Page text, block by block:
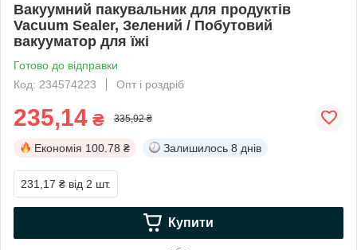
Вакуумний пакувальник для продуктів
Vacuum Sealer, Зелений / Побутовий
вакууматор для їжі
Готово до відправки
Код: 234574223
Опт і роздріб
235,14 ₴ 335,92 ₴
Економія 100.78 ₴ Залишилось 8 днів
231,17 ₴ від 2 шт.
Купити